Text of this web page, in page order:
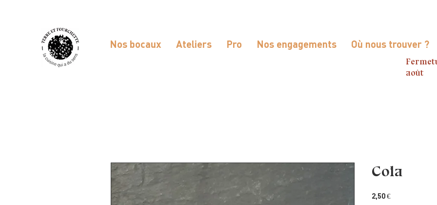
Nos bocaux Ateliers Pro Nos engagements Où nous trouver ?
août
Cola
2,50 €Prix